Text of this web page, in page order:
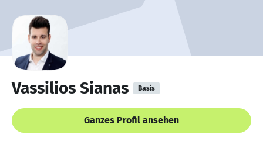
Vassilios Sianas Basis
Ganzes Profil ansehen